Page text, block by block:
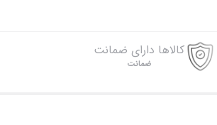
کالاها دارای ضمانت
ضمانت